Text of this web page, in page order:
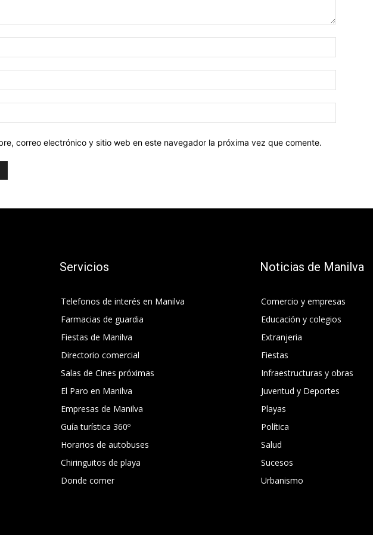
web:
correo electrónico y sitio web en este navegador la próxima vez que comente.
Servicios
Telefonos de interés en Manilva
Farmacias de guardia
Fiestas de Manilva
Directorio comercial
Salas de Cines próximas
El Paro en Manilva
Empresas de Manilva
Guía turística 360º
Horarios de autobuses
Chiringuitos de playa
Donde comer
Noticias de Manilva
Comercio y empresas
Educación y colegios
Extranjeria
Fiestas
Infraestructuras y obras
Juventud y Deportes
Playas
Política
Salud
Sucesos
Urbanismo